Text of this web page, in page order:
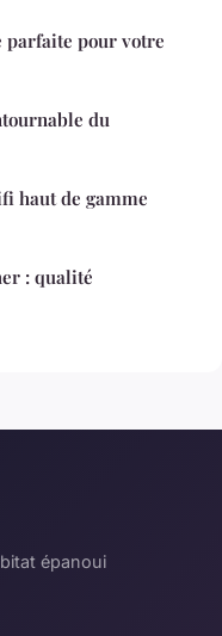
parfaite pour votre
du
haut de gamme
: qualité
épanoui